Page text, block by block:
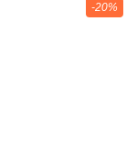
-20%